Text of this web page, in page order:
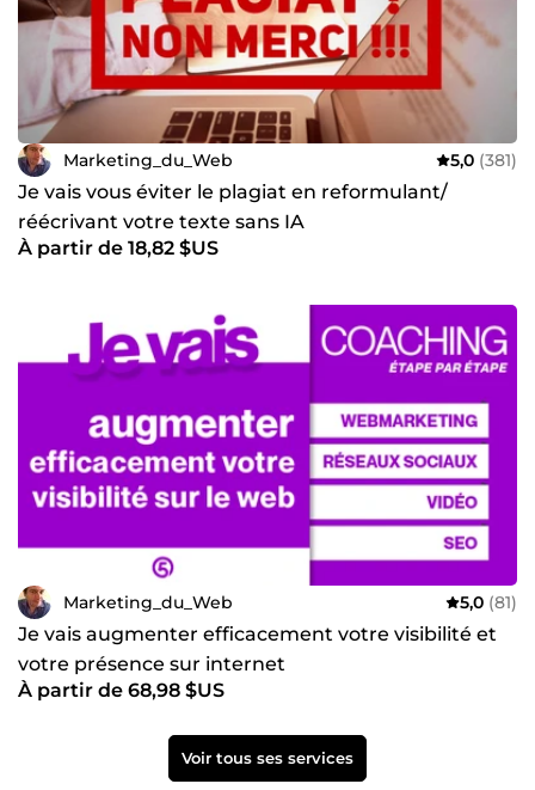
Marketing_du_Web 5,0 (381)
Je vais vous éviter le plagiat en reformulant/
réécrivant votre texte sans IA
À partir de 18,82 $US
Marketing_du_Web 5,0 (81)
Je vais augmenter efficacement votre visibilité et
votre présence sur internet
À partir de 68,98 $US
Voir tous ses services